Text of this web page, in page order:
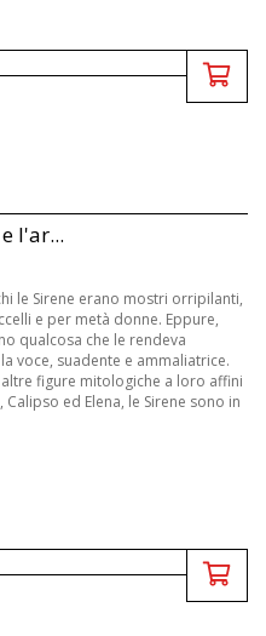
l'ar...
le Sirene erano mostri orripilanti,
e per metà donne. Eppure,
qualcosa che le rendeva
voce, suadente e ammaliatrice.
figure mitologiche a loro affini
Calipso ed Elena, le Sirene sono in